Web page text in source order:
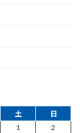
土
日
1
2